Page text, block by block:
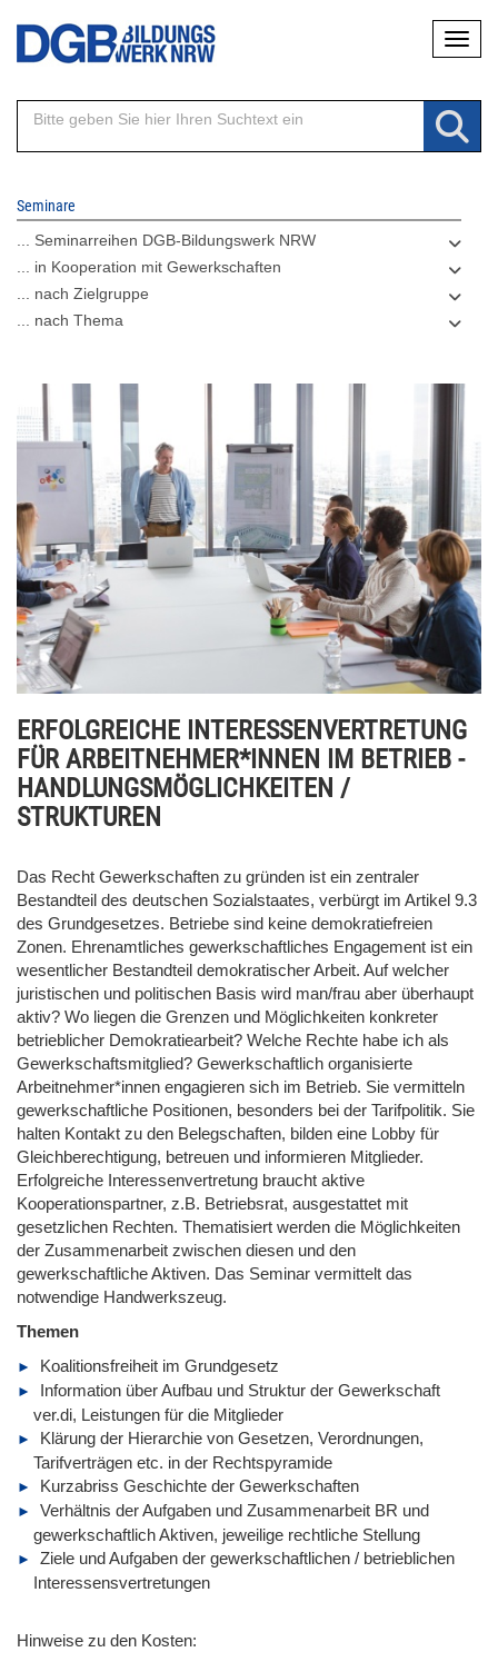
Direkt
Inhalt
Seminare
... Seminarreihen DGB-Bildungswerk NRW
... in Kooperation mit Gewerkschaften
... nach Zielgruppe
... nach Thema
ERFOLGREICHE INTERESSENVERTRETUNG
FÜR ARBEITNEHMER*INNEN IM BETRIEB -
HANDLUNGSMÖGLICHKEITEN /
STRUKTUREN
Das Recht Gewerkschaften zu gründen ist ein zentraler
Bestandteil des deutschen Sozialstaates, verbürgt im Artikel 9.3
des Grundgesetzes. Betriebe sind keine demokratiefreien
Zonen. Ehrenamtliches gewerkschaftliches Engagement ist ein
wesentlicher Bestandteil demokratischer Arbeit. Auf welcher
juristischen und politischen Basis wird man/frau aber überhaupt
aktiv? Wo liegen die Grenzen und Möglichkeiten konkreter
betrieblicher Demokratiearbeit? Welche Rechte habe ich als
Gewerkschaftsmitglied? Gewerkschaftlich organisierte
Arbeitnehmer*innen engagieren sich im Betrieb. Sie vermitteln
gewerkschaftliche Positionen, besonders bei der Tarifpolitik. Sie
halten Kontakt zu den Belegschaften, bilden eine Lobby für
Gleichberechtigung, betreuen und informieren Mitglieder.
Erfolgreiche Interessenvertretung braucht aktive
Kooperationspartner, z.B. Betriebsrat, ausgestattet mit
gesetzlichen Rechten. Thematisiert werden die Möglichkeiten
der Zusammenarbeit zwischen diesen und den
gewerkschaftliche Aktiven. Das Seminar vermittelt das
notwendige Handwerkszeug.
Themen
Koalitionsfreiheit im Grundgesetz
Information über Aufbau und Struktur der Gewerkschaft
ver.di, Leistungen für die Mitglieder
Klärung der Hierarchie von Gesetzen, Verordnungen,
Tarifverträgen etc. in der Rechtspyramide
Kurzabriss Geschichte der Gewerkschaften
Verhältnis der Aufgaben und Zusammenarbeit BR und
gewerkschaftlich Aktiven, jeweilige rechtliche Stellung
Ziele und Aufgaben der gewerkschaftlichen / betrieblichen
Interessensvertretungen
Hinweise zu den Kosten: